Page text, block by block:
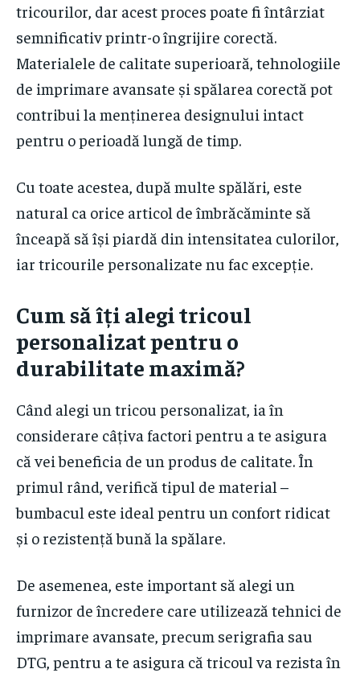
tricourilor, dar acest proces poate fi întârziat
semnificativ printr-o îngrijire corectă.
Materialele de calitate superioară, tehnologiile
de imprimare avansate și spălarea corectă pot
contribui la menținerea designului intact
pentru o perioadă lungă de timp.
Cu toate acestea, după multe spălări, este
natural ca orice articol de îmbrăcăminte să
înceapă să își piardă din intensitatea culorilor,
iar tricourile personalizate nu fac excepție.
Cum să îți alegi tricoul
personalizat pentru o
durabilitate maximă?
Când alegi un tricou personalizat, ia în
considerare câțiva factori pentru a te asigura
că vei beneficia de un produs de calitate. În
primul rând, verifică tipul de material –
bumbacul este ideal pentru un confort ridicat
și o rezistență bună la spălare.
De asemenea, este important să alegi un
furnizor de încredere care utilizează tehnici de
imprimare avansate, precum serigrafia sau
DTG, pentru a te asigura că tricoul va rezista în